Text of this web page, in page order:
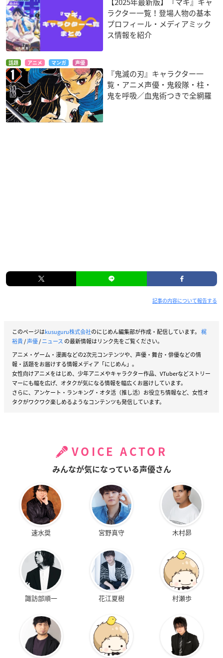
ラクター一覧！登場人物の基本
プロフィール・メディアミック
ス情報を紹介
話題 アニメ マンガ 声優
『鬼滅の刃』キャラクター一
覧・アニメ声優・鬼殺隊・柱・
鬼を呼吸／血鬼術つきで全網羅
記事の内容について報告する
このページはkusuguru株式会社のにじめん編集部が作成・配信しています。 梶
裕貴/声優/ニュース の最新情報はリンク先をご覧ください。
アニメ・ゲーム・漫画などの2次元コンテンツや、声優・舞台・俳優などの情
報・話題をお届けする情報メディア「にじめん」。
女性向けアニメをはじめ、少年アニメやキャラクター作品、VTuberなどストリー
マーにも幅を広げ、オタクが気になる情報を幅広くお届けしています。
さらに、アンケート・ランキング・オタ活（推し活）お役立ち情報など、女性オ
タクがワクワク楽しめるようなコンテンツも発信しています。
VOICE ACTOR
みんなが気になっている声優さん
速水奨 宮野真守 木村昴
諏訪部順一 花江夏樹 村瀬歩